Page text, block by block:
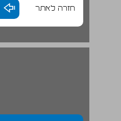
חזרה לאתר